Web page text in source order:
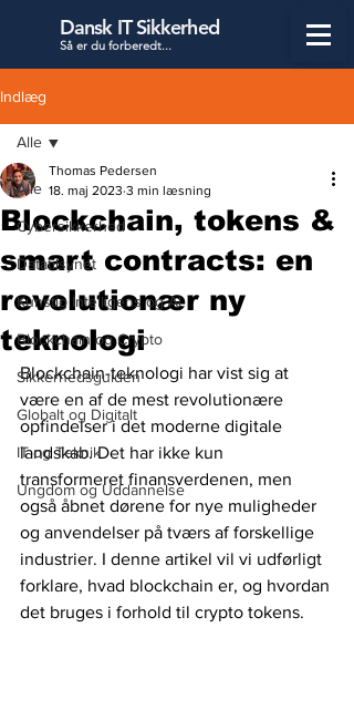
Dansk IT Sikkerhed
Så er du forberedt...
Indlæg
Alle
Cybersikkerhed
Datatilsynet
Kunstig Intelligens og AI
Blockchain og Crypto
Sikkerhedsguiden
Globalt og Digitalt
IT og Teknik
Ungdom og Uddannelse
Alle
Blockchain, tokens &
smart contracts: en
revolutionær ny
teknologi
Thomas Pedersen
18. maj 2023 3 min læsning
Blockchain-teknologi har vist sig at
være en af de mest revolutionære
opfindelser i det moderne digitale
landskab. Det har ikke kun
transformeret finansverdenen, men
også åbnet dørene for nye muligheder
og anvendelser på tværs af forskellige
industrier. I denne artikel vil vi udførligt
forklare, hvad blockchain er, og hvordan
det bruges i forhold til crypto tokens.